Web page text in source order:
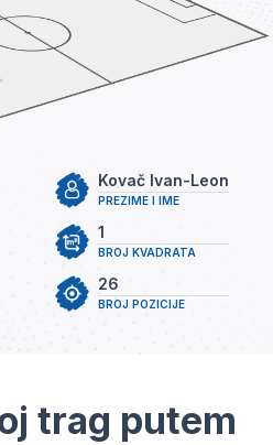
PREZIME I IME
Kovač Ivan-Leon
BROJ KVADRATA
1
BROJ POZICIJE
26
trag putem